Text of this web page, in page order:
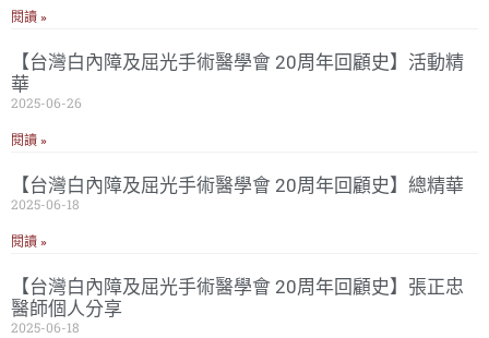
閱讀 »
【台灣白內障及屈光手術醫學會 20周年回顧史】活動精
華
2025-06-26
閱讀 »
【台灣白內障及屈光手術醫學會 20周年回顧史】總精華
2025-06-18
閱讀 »
【台灣白內障及屈光手術醫學會 20周年回顧史】張正忠
醫師個人分享
2025-06-18